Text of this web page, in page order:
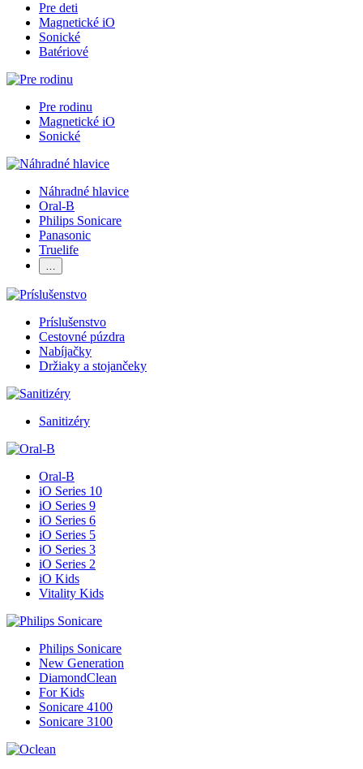
Pre deti
Magnetické iO
Sonické
Batériové
Pre rodinu
Magnetické iO
Sonické
Náhradné hlavice
Oral-B
Philips Sonicare
Panasonic
Truelife
…
Príslušenstvo
Cestovné púzdra
Nabíjačky
Držiaky a stojančeky
Sanitizéry
Oral-B
iO Series 10
iO Series 9
iO Series 6
iO Series 5
iO Series 3
iO Series 2
iO Kids
Vitality Kids
Philips Sonicare
New Generation
DiamondClean
For Kids
Sonicare 4100
Sonicare 3100